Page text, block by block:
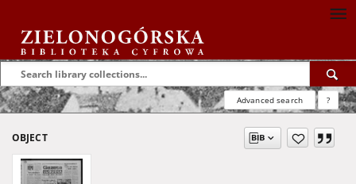
Advanced search ?
OBJECT